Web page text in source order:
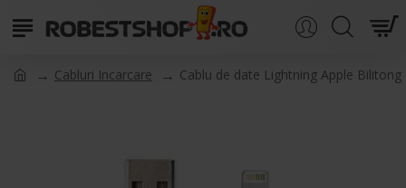
Cabluri Incarcare Cablu de date Lightning Apple Bilitong